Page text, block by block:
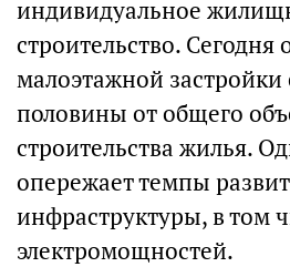
индивидуальное
строительство. Сегодня
малоэтажной застройки
половины от общего
строительства жилья.
опережает темпы
инфраструктуры, в том
электромощностей.